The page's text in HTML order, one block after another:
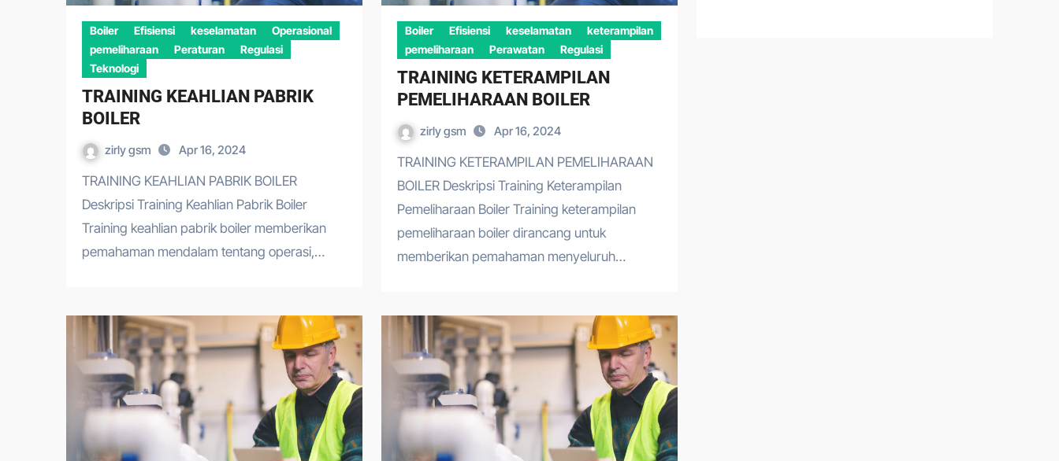
Boiler Efisiensi keselamatan
Operasional
pemeliharaan
Peraturan
Regulasi
Teknologi
TRAINING KEAHLIAN PABRIK
BOILER
zirly gsm Apr 16, 2024
TRAINING KEAHLIAN PABRIK BOILER
Deskripsi Training Keahlian Pabrik Boiler
Training keahlian pabrik boiler memberikan
pemahaman mendalam tentang operasi,…
Boiler Efisiensi keselamatan
keterampilan
pemeliharaan
Perawatan Regulasi
TRAINING KETERAMPILAN
PEMELIHARAAN BOILER
zirly gsm Apr 16, 2024
TRAINING KETERAMPILAN PEMELIHARAAN
BOILER Deskripsi Training Keterampilan
Pemeliharaan Boiler Training keterampilan
pemeliharaan boiler dirancang untuk
memberikan pemahaman menyeluruh…